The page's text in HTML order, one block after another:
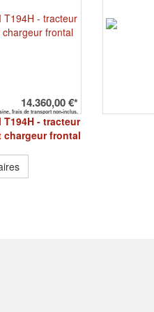
14.360,00 €*
frais de transport non-inclus.
- tracteur
chargeur frontal